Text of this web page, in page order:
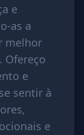
e
as a
melhor
Ofereço
e
sentir à
e